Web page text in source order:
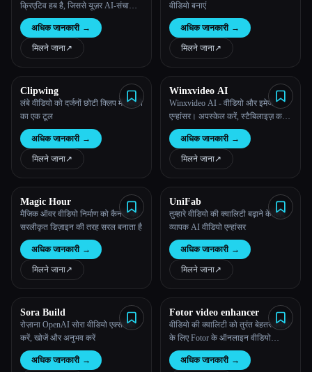
क्रिएटिव हब है, जिससे यूज़र AI-संचालित
विविध वीडियो एक्सप्लोर कर सकते हैं, बना
सकते हैं और शेयर कर सकते हैं।
अधिक जानकारी →
मिलने जाना↗︎
वीडियो बनाएं
अधिक जानकारी →
मिलने जाना↗︎
Clipwing
लंबे वीडियो को दर्जनों छोटी क्लिप में काटने
का एक टूल
अधिक जानकारी →
मिलने जाना↗︎
Winxvideo AI
Winxvideo AI - वीडियो और इमेज
एन्हांसर। अपस्केल करें, स्टैबिलाइज़ करें,
कन्वर्ट करें, एडिट करें, वीडियो रिकॉर्ड करें
अधिक जानकारी →
मिलने जाना↗︎
Magic Hour
मैजिक ऑवर वीडियो निर्माण को कैनवा की
सरलीकृत डिज़ाइन की तरह सरल बनाता है
अधिक जानकारी →
मिलने जाना↗︎
UniFab
तुम्हारे वीडियो की क्वालिटी बढ़ाने के लिए
व्यापक AI वीडियो एन्हांसर
अधिक जानकारी →
मिलने जाना↗︎
Sora Build
रोज़ाना OpenAI सोरा वीडियो एक्सप्लोर
करें, खोजें और अनुभव करें
अधिक जानकारी →
Fotor video enhancer
वीडियो की क्वालिटी को तुरंत बेहतर बनाने
के लिए Fotor के ऑनलाइन वीडियो
एन्हांसर को आजमाएं, जिसमें शार्पनेस,
ब्राइटनेस वगैरह की सेटिंग शामिल हैं,
अधिक जानकारी →